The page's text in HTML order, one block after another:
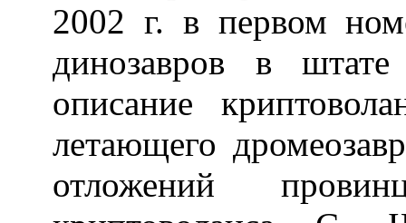
2002 г. в первом
динозавров в
описание
летающего
отложений